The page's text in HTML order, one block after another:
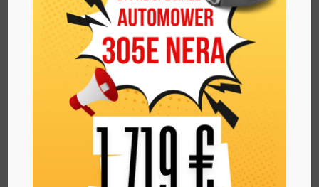
/ DEBROUSSAILLEUSE A BATTERIE
525IRXT HUSQVARNA